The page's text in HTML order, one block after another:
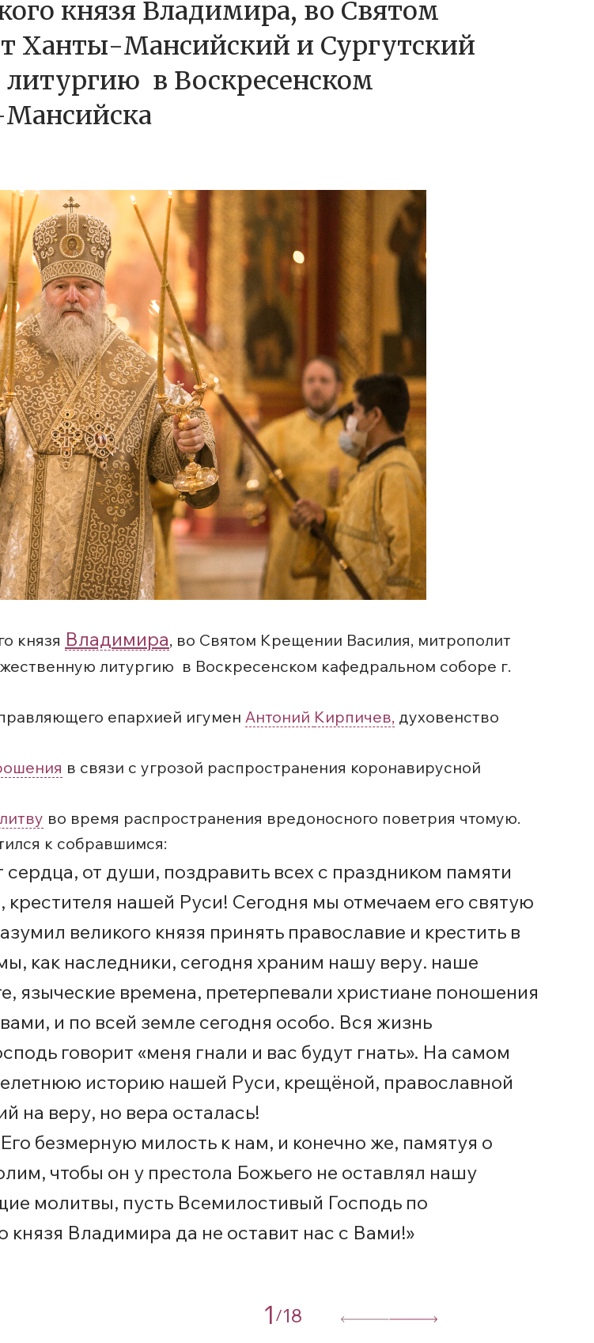
князя Владимира, во Святом
Ханты-Мансийский и Сургутский
в Воскресенском
князя Владимира, во Святом Крещении Василия, митрополит
литургию в Воскресенском кафедральном соборе г.
епархией игумен Антоний Кирпичев, духовенство
в связи с угрозой распространения коронавирусной
во время распространения вредоносного поветрия чтомую.
к собравшимся:
от души, поздравить всех с праздником памяти
крестителя нашей Руси! Сегодня мы отмечаем его святую
великого князя принять православие и крестить в
как наследники, сегодня храним нашу веру. наше
языческие времена, претерпевали христиане поношения
и по всей земле сегодня особо. Вся жизнь
говорит «меня гнали и вас будут гнать». На самом
историю нашей Руси, крещёной, православной
на веру, но вера осталась!
безмерную милость к нам, и конечно же, памятуя о
чтобы он у престола Божьего не оставлял нашу
молитвы, пусть Всемилостивый Господь по
князя Владимира да не оставит нас с Вами!»
1 /18